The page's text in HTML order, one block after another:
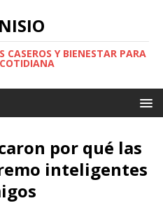
Y BIENESTAR PARA
por qué las
inteligentes